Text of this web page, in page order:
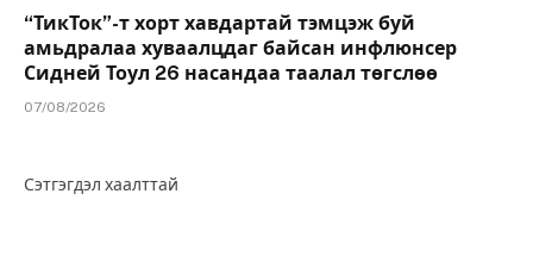
“ТикТок”-т хорт хавдартай тэмцэж буй
амьдралаа хуваалцдаг байсан инфлюнсер
Сидней Тоул 26 насандаа таалал төгслөө
07/08/2026
Сэтгэгдэл хаалттай